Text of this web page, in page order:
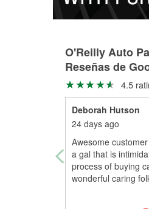
O'Reilly Auto
Reseñas de
4.5
Deborah Hutson
24 days ago
Awesome
a gal that is
process of buying
wonderful caring